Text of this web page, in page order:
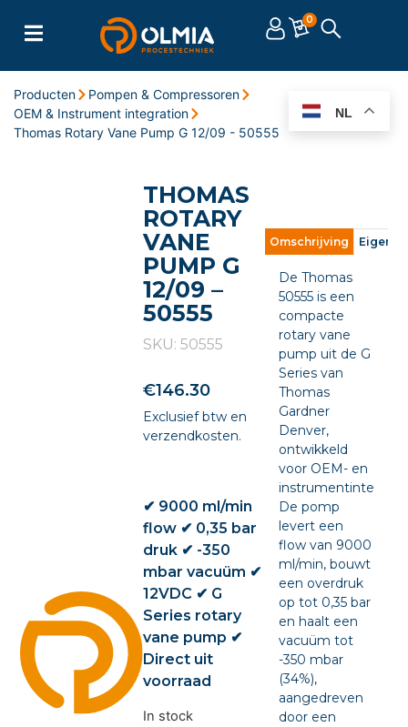
0
Producten
Pompen & Compressoren
OEM & Instrument integration
Thomas Rotary Vane Pump G 12/09 - 50555
THOMAS
ROTARY
VANE
PUMP G
12/09 –
50555
SKU: 50555
€146.30
Exclusief btw en
verzendkosten.
✔ 9000 ml/min
flow ✔ 0,35 bar
druk ✔ -350
mbar vacuüm ✔
12VDC ✔ G
Series rotary
vane pump ✔
Direct uit
voorraad
In stock
Omschrijving
De Thomas
50555 is een
compacte
rotary vane
pump uit de G
Series van
Thomas
Gardner
Denver,
ontwikkeld
voor OEM- en
De pomp
levert een
flow van 9000
ml/min, bouwt
een overdruk
op tot 0,35 bar
en haalt een
vacuüm tot
-350 mbar
(34%),
aangedreven
door een
NL